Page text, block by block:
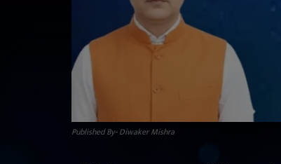
Published By- Diwaker Mishra